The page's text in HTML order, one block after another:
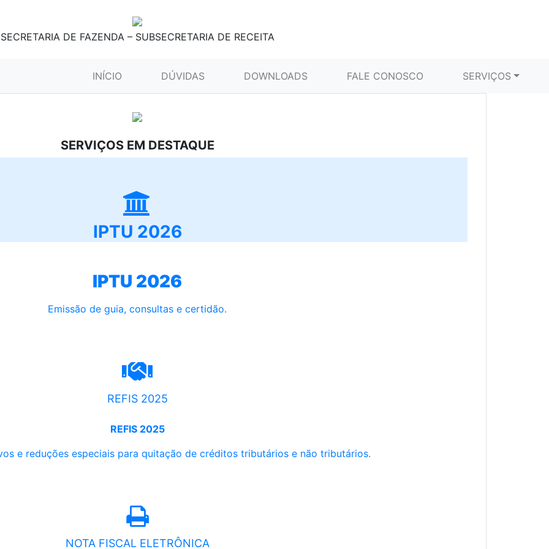
SECRETARIA DE FAZENDA – SUBSECRETARIA DE RECEITA
INÍCIO (CURRENT)DÚVIDAS DOWNLOADS FALE CONOSCO SERVIÇOS
SERVIÇOS EM DESTAQUE
IPTU 2026
IPTU 2026
Emissão de guia, consultas e certidão.
REFIS 2025
REFIS 2025
e reduções especiais para quitação de créditos tributários e não tributários.
NOTA FISCAL ELETRÔNICA